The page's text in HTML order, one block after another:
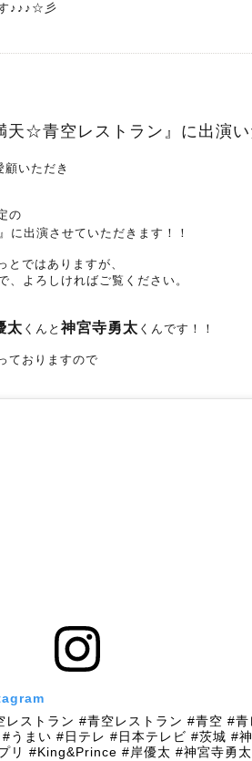
♪♪♪☆彡
天☆青空レストラン』に出演
いただき
の
』に出演させていただきます！！
とではありますが、
よろしければご覧ください。
太 くんと 神宮寺勇太 くんです！！
ておりますので
レストラン #青空レストラン #青空 #
うまい #日テレ #日本テレビ #茨城 #
リ #King&Prince #岸優太 #神宮寺勇太